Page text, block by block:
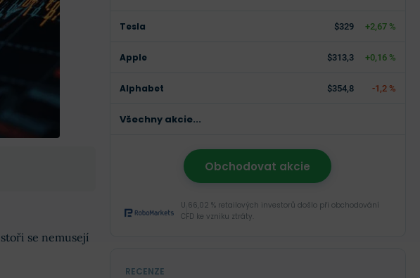
se nemusejí
Tesla $329 +2,67 %
Apple $313,3 +0,16 %
Alphabet $354,8 -1,2 %
Všechny akcie...
Obchodovat akcie
U 66,02 % retailových investorů došlo při obchodování
CFD ke vzniku ztráty.
RECENZE